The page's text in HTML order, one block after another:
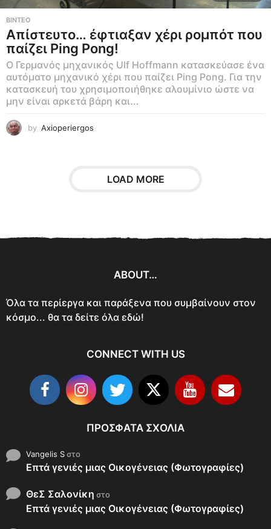
ΒΊΝΤΕΟ
Απίστευτο… έφτιαξαν χέρι ρομπότ που
παίζει Ping Pong!
Ο Γερμανός μηχανικός Ulf Hoffmann κατασκεύασε ένα
αυτόματο μηχανικό χέρι που παίζει Ping Pong. Για την
κατασκευή του χρησιμοποιήθηκε αλουμίνιο ώστε να
μην είναι αρκετά βάρη και...
by Axioperiergos
LOAD MORE
ABOUT…
Όλα τα περίεργα και παράξενα που συμβαίνουν στον
κόσμο... θα τα δείτε όλα εδώ!
CONNECT WITH US
ΠΡΌΣΦΑΤΑ ΣΧΌΛΙΑ
Vangelis Sστο
Επτά γενιές μιας Οικογένειας (Φωτογραφίες)
ΘεΣ Σαλονίκη στο
Επτά γενιές μιας Οικογένειας (Φωτογραφίες)